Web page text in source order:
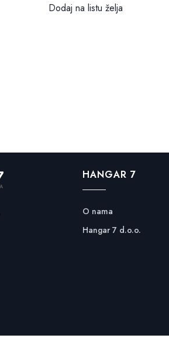
bila
Dodaj na listu želja
HANGAR 7
O nama
Hangar 7 d.o.o.